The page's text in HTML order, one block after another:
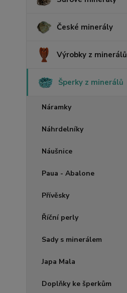
České minerály
Výrobky z minerálů
Šperky z minerálů
Náramky
Náhrdelníky
Náušnice
Paua - Abalone
Přívěsky
Říční perly
Sady s minerálem
Japa Mala
Doplňky ke šperkům